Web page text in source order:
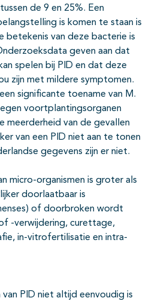
de 9 en 25%. Een
is komen te staan is
betekenis van deze bacterie is
geven aan dat
spelen bij PID en dat deze
zijn met mildere symptomen.
significante toename van M.
voortplantingsorganen
meerderheid van de gevallen
van een PID niet aan te tonen
gegevens zijn er niet.
micro-organismen is groter als
doorlaatbaar is
of doorbroken wordt
-verwijdering, curettage,
in-vitrofertilisatie en intra-
PID niet altijd eenvoudig is